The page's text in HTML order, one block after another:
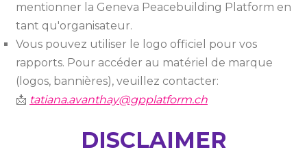
mentionner la Geneva Peacebuilding Platform en
tant qu'organisateur.
Vous pouvez utiliser le logo officiel pour vos
rapports. Pour accéder au matériel de marque
(logos, bannières), veuillez contacter:
📩 tatiana.avanthay@gpplatform.ch
DISCLAIMER